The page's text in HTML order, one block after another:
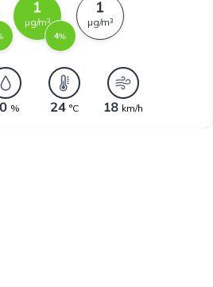
µg/m³
%
µg/m³
% °C km/h